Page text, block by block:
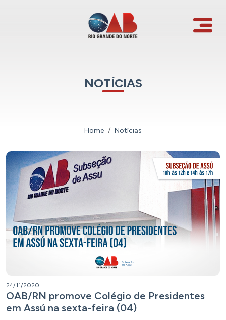
NOTÍCIAS
Home Notícias
24/11/2020
OAB/RN promove Colégio de Presidentes
em Assú na sexta-feira (04)